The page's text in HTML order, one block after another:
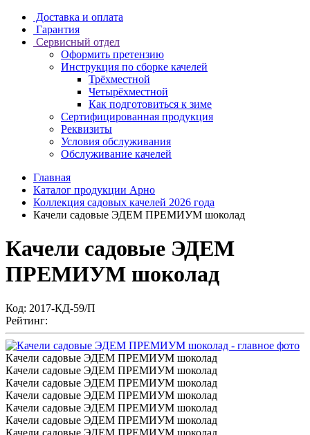
Доставка и оплата
Гарантия
Сервисный отдел
Оформить претензию
Инструкция по сборке качелей
Трёхместной
Четырёхместной
Как подготовиться к зиме
Сертифицированная продукция
Реквизиты
Условия обслуживания
Обслуживание качелей
Главная
Каталог продукции Арно
Коллекция садовых качелей 2026 года
Качели садовые ЭДЕМ ПРЕМИУМ шоколад
Качели садовые ЭДЕМ
ПРЕМИУМ шоколад
Код: 2017-КД-59/П
Рейтинг:
Качели садовые ЭДЕМ ПРЕМИУМ шоколад
Качели садовые ЭДЕМ ПРЕМИУМ шоколад
Качели садовые ЭДЕМ ПРЕМИУМ шоколад
Качели садовые ЭДЕМ ПРЕМИУМ шоколад
Качели садовые ЭДЕМ ПРЕМИУМ шоколад
Качели садовые ЭДЕМ ПРЕМИУМ шоколад
Качели садовые ЭДЕМ ПРЕМИУМ шоколад